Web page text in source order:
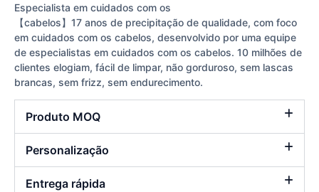
Especialista em cuidados com os
【cabelos】17 anos de precipitação de qualidade, com foco
em cuidados com os cabelos, desenvolvido por uma equipe
de especialistas em cuidados com os cabelos. 10 milhões de
clientes elogiam, fácil de limpar, não gorduroso, sem lascas
brancas, sem frizz, sem endurecimento.
Produto MOQ
Personalização
Entrega rápida